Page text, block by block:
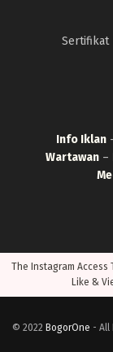
Sertifikat
Info Iklan
Wartawan –
The Instagram Access
Like &
© 2022 BogorOne - All